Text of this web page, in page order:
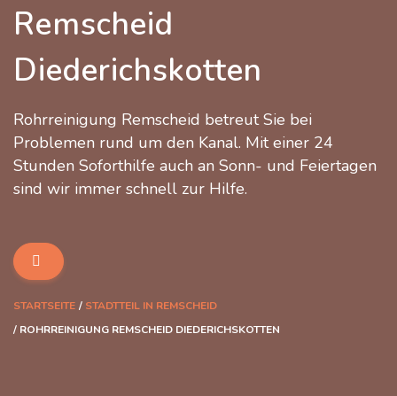
Remscheid
Diederichskotten
Rohrreinigung Remscheid betreut Sie bei
Problemen rund um den Kanal. Mit einer 24
Stunden Soforthilfe auch an Sonn- und Feiertagen
sind wir immer schnell zur Hilfe.
STARTSEITE
STADTTEIL IN REMSCHEID
ROHRREINIGUNG REMSCHEID DIEDERICHSKOTTEN